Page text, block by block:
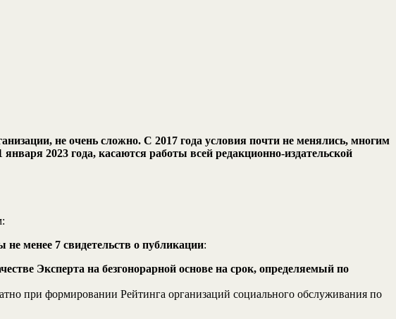
не очень сложно. С 2017 года условия почти не менялись, многим
2023 года, касаются работы всей редакционно-издательской
менее 7 свидетельств о публикации:
Эксперта на безгонорарной основе на срок, определяемый по
при формировании Рейтинга организаций социального обслуживания по